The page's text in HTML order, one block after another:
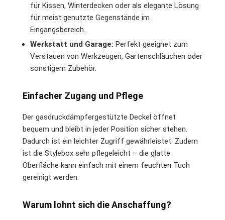
für Kissen, Winterdecken oder als elegante Lösung
für meist genutzte Gegenstände im
Eingangsbereich.
Werkstatt und Garage: Perfekt geeignet zum
Verstauen von Werkzeugen, Gartenschläuchen oder
sonstigem Zubehör.
Einfacher Zugang und Pflege
Der gasdruckdämpfergestützte Deckel öffnet
bequem und bleibt in jeder Position sicher stehen.
Dadurch ist ein leichter Zugriff gewährleistet. Zudem
ist die Stylebox sehr pflegeleicht – die glatte
Oberfläche kann einfach mit einem feuchten Tuch
gereinigt werden.
Warum lohnt sich die Anschaffung?